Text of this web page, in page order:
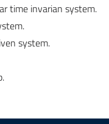
time invarian system.
system.